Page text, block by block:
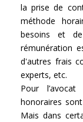
la prise de
méthode
besoins et
rémunération
d'autres frais
experts, etc.
Pour
honoraires
Mais dans